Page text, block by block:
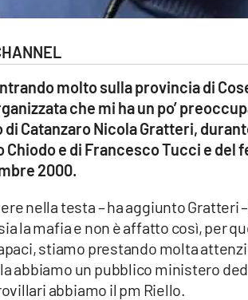
molto sulla provincia di
che mi ha un po’
Catanzaro Nicola Gratteri,
e di Francesco Tucci e del
2000.
nella testa – ha aggiunto Gratteri
la mafia e non è affatto così, per
stiamo prestando molta
abbiamo un pubblico ministero
abbiamo il pm Riello.